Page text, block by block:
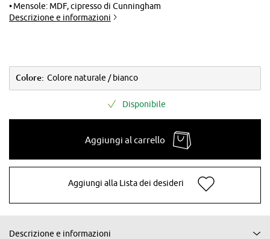
Mensole: MDF, cipresso di Cunningham
Descrizione e informazioni
Colore: Colore naturale / bianco
Disponibile
Aggiungi al carrello
Aggiungi alla Lista dei desideri
Descrizione e informazioni